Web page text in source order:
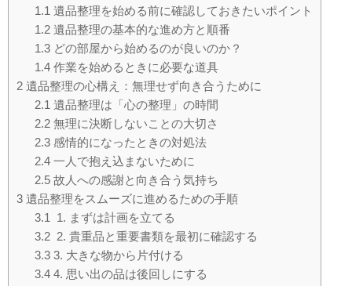
1.1 遺品整理を始める前に確認しておきたいポイント
1.2遺品整理の基本的な進め方と順番
1.3どの部屋から始めるのが良いのか？
1.4作業を始めるときに必要な道具
2 遺品整理の心構え：無理せず向き合うために
2.1 遺品整理は「心の整理」の時間
2.2無理に決断しないことの大切さ
2.3感情的になったときの対処法
2.4一人で抱え込まないために
2.5故人への感謝と向き合う気持ち
3 遺品整理をスムーズに進めるための手順
3.1
1. まずは計画を立てる
3.22. 貴重品と重要書類を最初に確認する
3.33. 大きな物から片付ける
3.44. 思い出の品は後回しにする